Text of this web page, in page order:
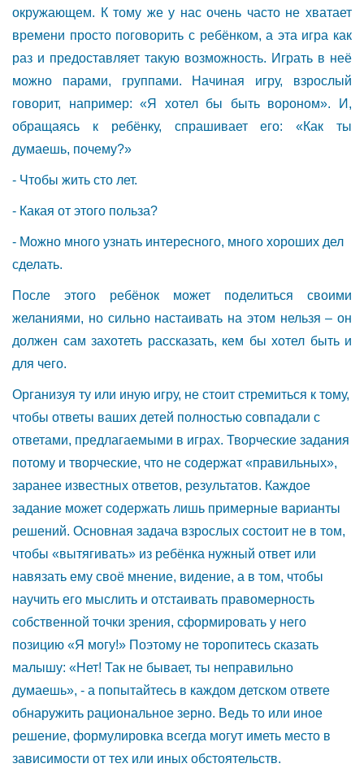
окружающем. К тому же у нас очень часто не хватает
времени просто поговорить с ребёнком, а эта игра как
раз и предоставляет такую возможность. Играть в неё
можно парами, группами. Начиная игру, взрослый
говорит, например: «Я хотел бы быть вороном». И,
обращаясь к ребёнку, спрашивает его: «Как ты
думаешь, почему?»
- Чтобы жить сто лет.
- Какая от этого польза?
- Можно много узнать интересного, много хороших дел
сделать.
После этого ребёнок может поделиться своими
желаниями, но сильно настаивать на этом нельзя – он
должен сам захотеть рассказать, кем бы хотел быть и
для чего.
Организуя ту или иную игру, не стоит стремиться к тому,
чтобы ответы ваших детей полностью совпадали с
ответами, предлагаемыми в играх. Творческие задания
потому и творческие, что не содержат «правильных»,
заранее известных ответов, результатов. Каждое
задание может содержать лишь примерные варианты
решений. Основная задача взрослых состоит не в том,
чтобы «вытягивать» из ребёнка нужный ответ или
навязать ему своё мнение, видение, а в том, чтобы
научить его мыслить и отстаивать правомерность
собственной точки зрения, сформировать у него
позицию «Я могу!» Поэтому не торопитесь сказать
малышу: «Нет! Так не бывает, ты неправильно
думаешь», - а попытайтесь в каждом детском ответе
обнаружить рациональное зерно. Ведь то или иное
решение, формулировка всегда могут иметь место в
зависимости от тех или иных обстоятельств.